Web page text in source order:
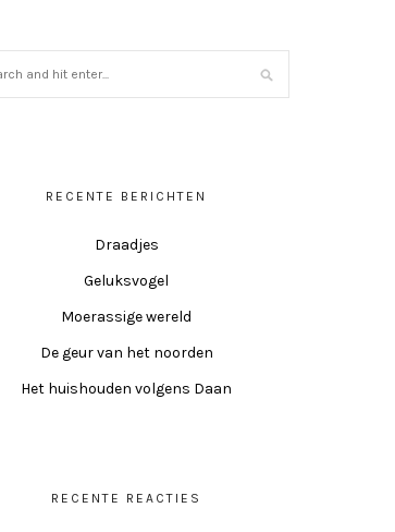
RECENTE BERICHTEN
Draadjes
Geluksvogel
Moerassige wereld
De geur van het noorden
Het huishouden volgens Daan
RECENTE REACTIES